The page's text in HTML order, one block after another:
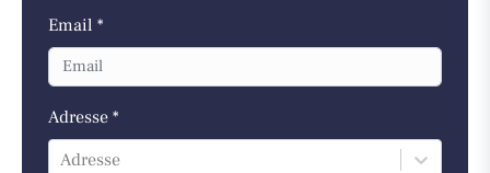
Email *
Adresse *
Adresse